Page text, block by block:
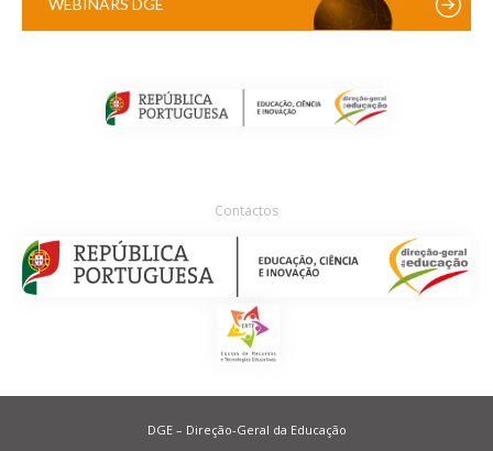
Contactos
DGE – Direção-Geral da Educação